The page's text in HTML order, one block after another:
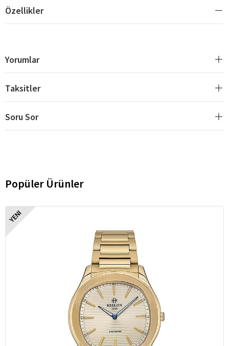
Özellikler
Yorumlar
Taksitler
Soru Sor
Popüler Ürünler
YENI